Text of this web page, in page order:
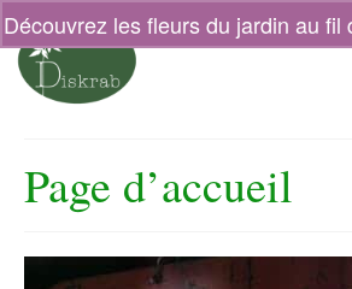
Découvrez les fleurs du jardin au fil
Page d’accueil